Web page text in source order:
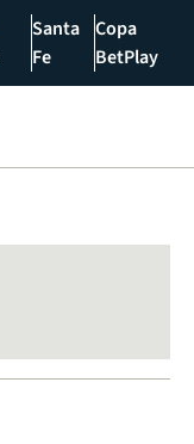
Santa
Fe
Copa
BetPlay